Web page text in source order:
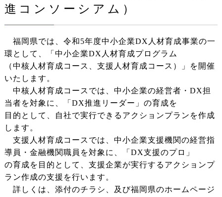
進コンソーシアム）
福岡県では、令和5年度中小企業DX人材育成事業の一
環として、「中小企業DX人材育成プログラム
（中核人材育成コース、支援人材育成コース）」を開催
いたします。
中核人材育成コースでは、中小企業の経営者・DX担
当者を対象に、「DX推進リーダー」の育成を
目的として、自社で実行できるアクションプランを作成
します。
支援人材育成コースでは、中小企業支援機関の経営指
導員・金融機関職員を対象に、「DX支援のプロ」
の育成を目的として、支援企業が実行するアクションプ
ラン作成の支援を行います。
詳しくは、添付のチラシ、及び福岡県のホームページ